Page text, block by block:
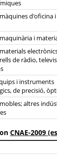
d'oficina
i
de ràdio,
i instruments
de precisió,
altres
CNAE-2009